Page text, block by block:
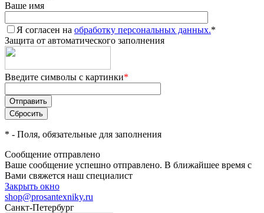
Ваше имя
Я согласен на обработку персональных данных.*
Защита от автоматического заполнения
Введите символы с картинки*
* - Поля, обязательные для заполнения
Сообщение отправлено
Ваше сообщение успешно отправлено. В ближайшее время с
Вами свяжется наш специалист
Закрыть окно
shop@prosantexniky.ru
Санкт-Петербург